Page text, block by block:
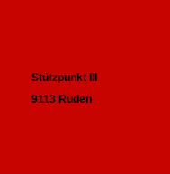
Stützpunkt III
9113 Ruden